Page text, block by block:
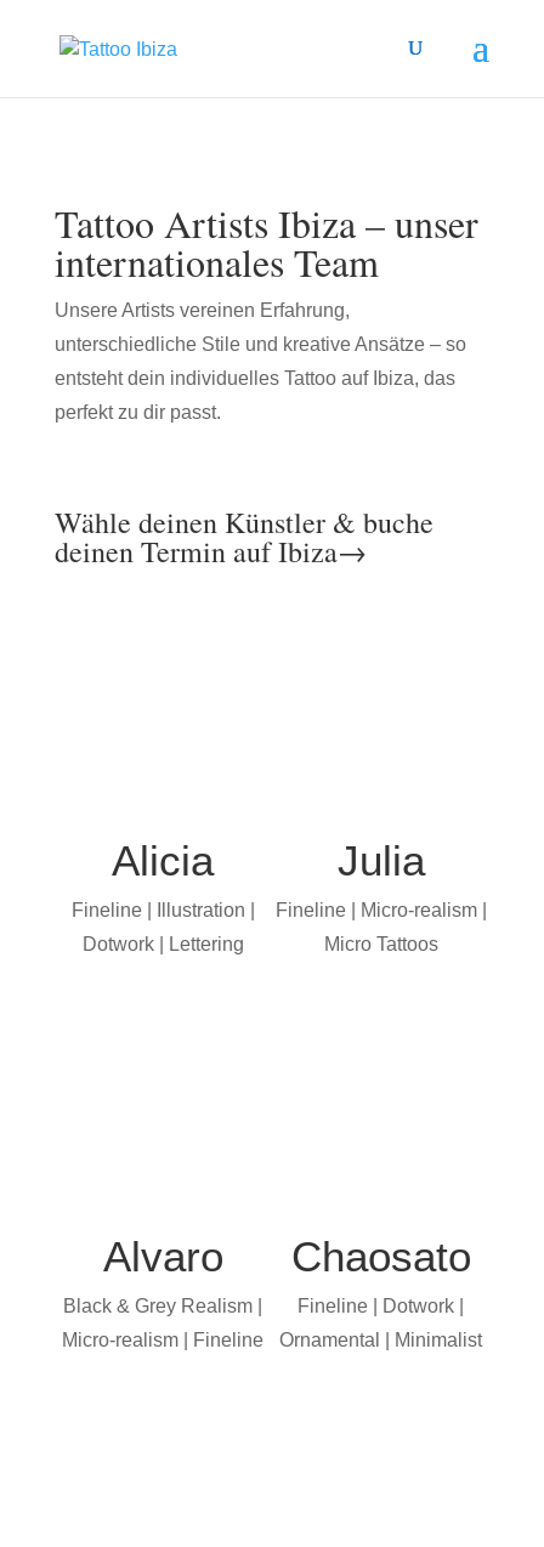
Tattoo Artists Ibiza – unser
internationales Team
Unsere Artists vereinen Erfahrung,
unterschiedliche Stile und kreative Ansätze – so
entsteht dein individuelles Tattoo auf Ibiza, das
perfekt zu dir passt.
Wähle deinen Künstler & buche
deinen Termin auf Ibiza→
Alicia
Fineline | Illustration |
Dotwork | Lettering
Alvaro
Black & Grey Realism |
Micro-realism | Fineline
Julia
Fineline | Micro-realism |
Micro Tattoos
Chaosato
Fineline | Dotwork |
Ornamental | Minimalist